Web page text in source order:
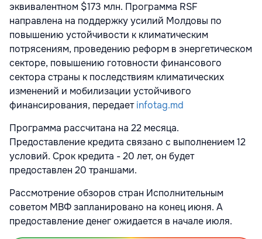
эквивалентном $173 млн. Программа RSF
направлена на поддержку усилий Молдовы по
повышению устойчивости к климатическим
потрясениям, проведению реформ в энергетическом
секторе, повышению готовности финансового
сектора страны к последствиям климатических
изменений и мобилизации устойчивого
финансирования, передаетinfotag.md
Программа рассчитана на 22 месяца.
Предоставление кредита связано с выполнением 12
условий. Срок кредита - 20 лет, он будет
предоставлен 20 траншами.
Рассмотрение обзоров стран Исполнительным
советом МВФ запланировано на конец июня. А
предоставление денег ожидается в начале июля.